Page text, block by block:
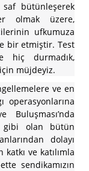
bütünleşerek
olmak üzere,
ufkumuza
bir etmiştir. Test
hiç durmadık,
müjdeyiz.
ve en
operasyonlarına
Buluşması’nda
gibi olan bütün
dolayı
ve katılımla
sendikamızın